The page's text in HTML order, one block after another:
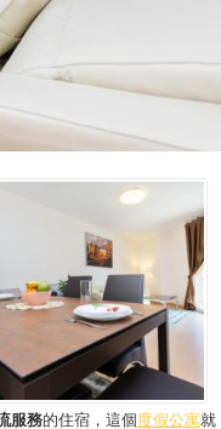
服務的住宿，這個 度假公寓就